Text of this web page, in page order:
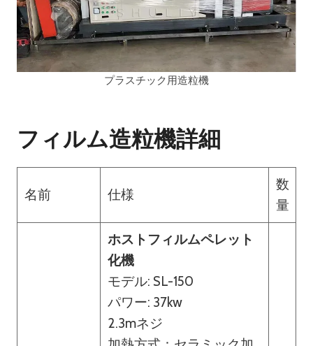
プラスチック用造粒機
フィルム造粒機詳細
名前 仕様
数
量
ホストフィルムペレット
化機
モデル: SL-150
パワー: 37kw
2.3mネジ